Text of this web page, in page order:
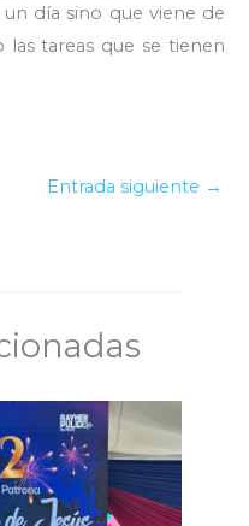
día sino que viene de
tareas que se tienen
Entrada siguiente →